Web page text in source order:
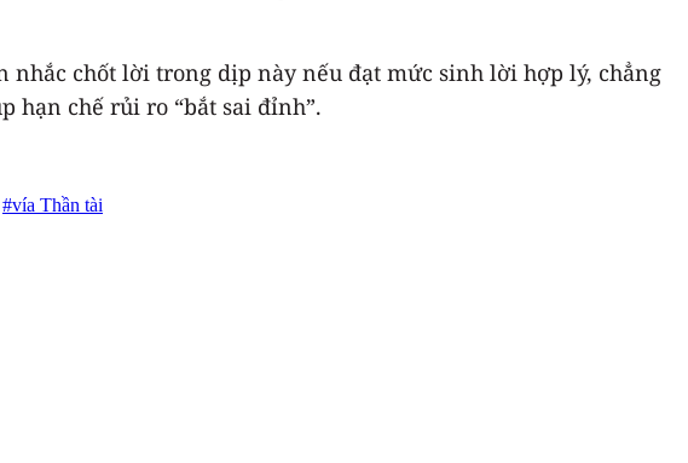
nhắc chốt lời trong dịp này nếu đạt mức sinh lời hợp lý, chẳng
hạn chế rủi ro “bắt sai đỉnh”.
#vía Thần tài